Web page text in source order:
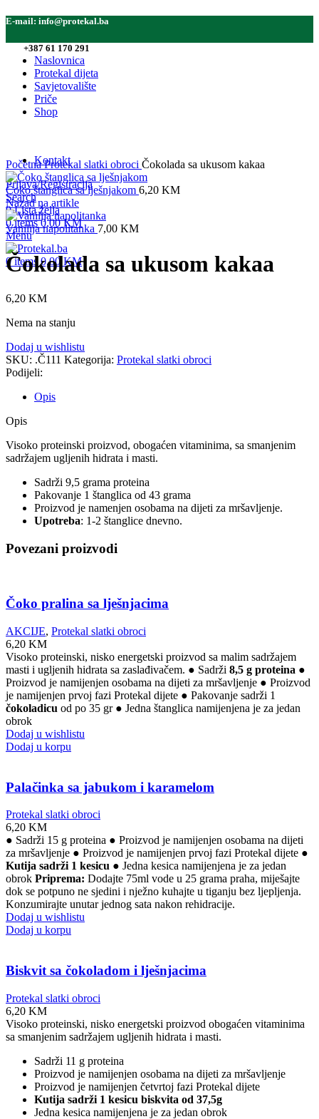
E-mail: info@protekal.ba
+387 61 170 291
Naslovnica
Protekal dijeta
Savjetovalište
Priče
Shop
Kontakt
Prijava/Registracija
Search
0Lista želja
0items 0,00KM
Menu
0items 0,00 KM
Rasprodato
PočetnaProtekal slatki obroci Čokolada sa ukusom kakaa
Čoko štanglica sa lješnjakom 6,20 KM
Nazad na artikle
Vanilija napolitanka 7,00 KM
Čokolada sa ukusom kakaa
6,20 KM
Nema na stanju
Dodaj u wishlistu
SKU: .Č111 Kategorija: Protekal slatki obroci
Podijeli:
Opis
Opis
Visoko proteinski proizvod, obogaćen vitaminima, sa smanjenim
sadržajem ugljenih hidrata i masti.
Sadrži 9,5 grama proteina
Pakovanje 1 štanglica od 43 grama
Proizvod je namenjen osobama na dijeti za mršavljenje.
Upotreba: 1-2 štanglice dnevno.
Povezani proizvodi
Čoko pralina sa lješnjacima
AKCIJE, Protekal slatki obroci
6,20 KM
Visoko proteinski, nisko energetski proizvod sa malim sadržajem
masti i ugljenih hidrata sa zaslađivačem. ● Sadrži 8,5 g proteina ●
Proizvod je namijenjen osobama na dijeti za mršavljenje ● Proizvod
je namijenjen prvoj fazi Protekal dijete ● Pakovanje sadrži 1
čokoladicu od po 35 gr ● Jedna štanglica namijenjena je za jedan
obrok
Dodaj u wishlistu
Dodaj u korpu
Palačinka sa jabukom i karamelom
Protekal slatki obroci
6,20 KM
● Sadrži 15 g proteina ● Proizvod je namijenjen osobama na dijeti
za mršavljenje ● Proizvod je namijenjen prvoj fazi Protekal dijete ●
Kutija sadrži 1 kesicu ● Jedna kesica namijenjena je za jedan
obrok Priprema: Dodajte 75ml vode u 25 grama praha, miješajte
dok se potpuno ne sjedini i nježno kuhajte u tiganju bez ljepljenja.
Konzumirajte unutar jednog sata nakon rehidracije.
Dodaj u wishlistu
Dodaj u korpu
Biskvit sa čokoladom i lješnjacima
Protekal slatki obroci
6,20 KM
Visoko proteinski, nisko energetski proizvod obogaćen vitaminima
sa smanjenim sadržajem ugljenih hidrata i masti.
Sadrži 11 g proteina
Proizvod je namijenjen osobama na dijeti za mršavljenje
Proizvod je namijenjen četvrtoj fazi Protekal dijete
Kutija sadrži 1 kesicu biskvita od 37,5g
Jedna kesica namijenjena je za jedan obrok